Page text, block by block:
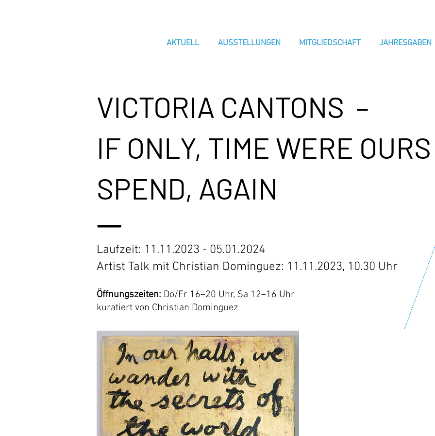
AKTUELL AUSSTELLUNGEN MITGLIEDSCHAFT JAHRESGABEN
VICTORIA CANTONS –
IF ONLY, TIME WERE OURS
SPEND, AGAIN
—
Laufzeit: 11.11.2023 - 05.01.2024
Artist Talk mit Christian Dominguez: 11.11.2023, 10.30 Uhr
Öffnungszeiten: Do/Fr 16–20 Uhr, Sa 12–16 Uhr
kuratiert von Christian Dominguez